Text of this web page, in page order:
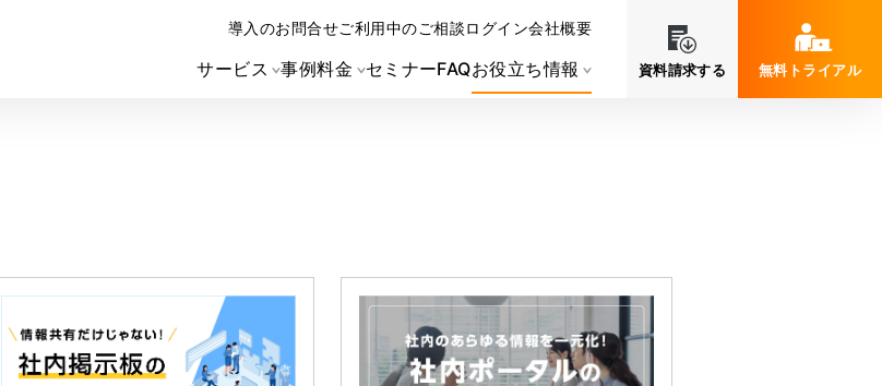
サービス 事例料金 セミナーFAQお役立ち情報
導入のお問合せご利用中のご相談ログイン会社概要
資料請求する 無料トライアル